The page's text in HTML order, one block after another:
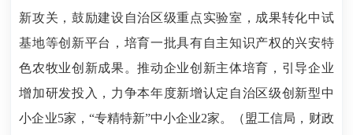
新攻关，鼓励建设自治区级重点实验室，成果转化中试
基地等创新平台，培育一批具有自主知识产权的兴安特
色农牧业创新成果。推动企业创新主体培育，引导企业
增加研发投入，力争本年度新增认定自治区级创新型中
小企业5家，“专精特新”中小企业2家。（盟工信局，财政